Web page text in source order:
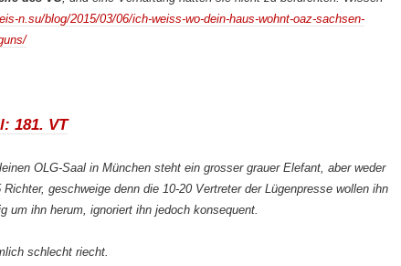
n.su/blog/2015/03/06/ich-weiss-wo-dein-haus-wohnt-oaz-sachsen-
181. VT
OLG-Saal in München steht ein grosser grauer Elefant, aber weder
geschweige denn die 10-20 Vertreter der Lügenpresse wollen ihn
um ihn herum, ignoriert ihn jedoch konsequent.
schlecht riecht.